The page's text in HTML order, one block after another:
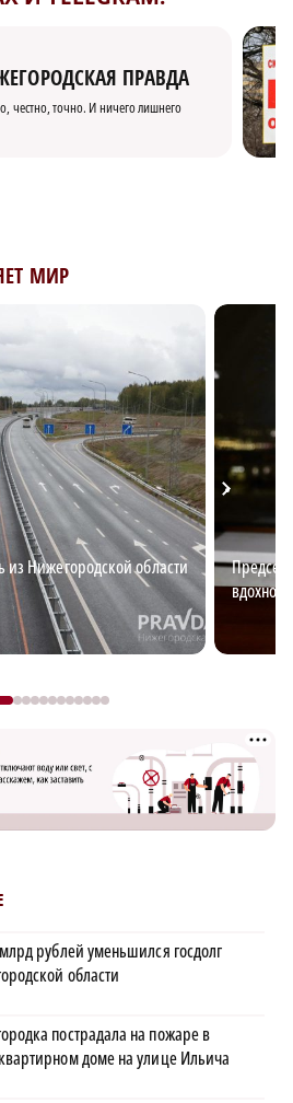
ПРАВДА
честно, точно. И ничего лишнего
МИР
из Нижегородской области
рублей уменьшился госдолг
области
пострадала на пожаре в
доме на улице Ильича